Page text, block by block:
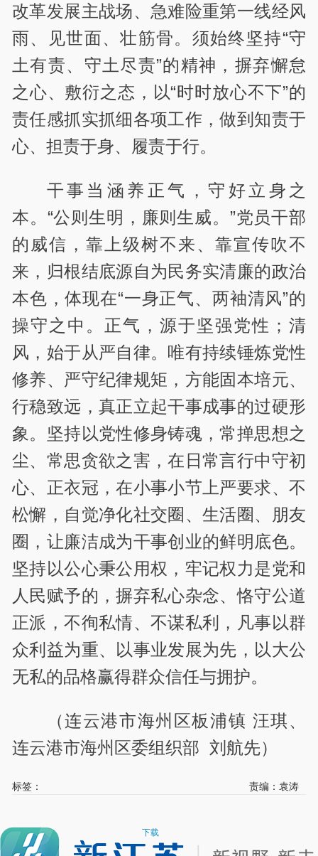
改革发展主战场、急难险重第一线经风
雨、见世面、壮筋骨。须始终坚持“守
土有责、守土尽责”的精神，摒弃懈怠
之心、敷衍之态，以“时时放心不下”的
责任感抓实抓细各项工作，做到知责于
心、担责于身、履责于行。
干事当涵养正气，守好立身之
本。“公则生明，廉则生威。”党员干部
的威信，靠上级树不来、靠宣传吹不
来，归根结底源自为民务实清廉的政治
本色，体现在“一身正气、两袖清风”的
操守之中。正气，源于坚强党性；清
风，始于从严自律。唯有持续锤炼党性
修养、严守纪律规矩，方能固本培元、
行稳致远，真正立起干事成事的过硬形
象。坚持以党性修身铸魂，常掸思想之
尘、常思贪欲之害，在日常言行中守初
心、正衣冠，在小事小节上严要求、不
松懈，自觉净化社交圈、生活圈、朋友
圈，让廉洁成为干事创业的鲜明底色。
坚持以公心秉公用权，牢记权力是党和
人民赋予的，摒弃私心杂念、恪守公道
正派，不徇私情、不谋私利，凡事以群
众利益为重、以事业发展为先，以大公
无私的品格赢得群众信任与拥护。
（连云港市海州区板浦镇 汪琪、
连云港市海州区委组织部 刘航先）
标签： 责编：袁涛
下载